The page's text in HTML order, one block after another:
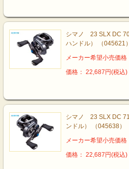
シマノ 23 SLX DC
ハンドル） （045621
メーカー希望小売価
価格： 22,687円(税込)
シマノ 23 SLX DC
ンドル） （045638）
メーカー希望小売価
価格： 22,687円(税込)